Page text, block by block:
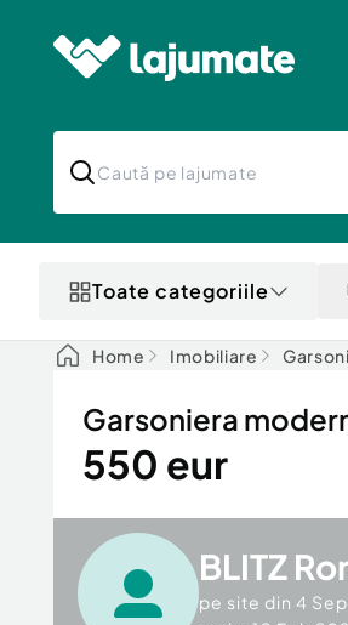
Toate categoriile
Home Imobiliare
Garsoniera
550 eur
BLITZ
pe site din 4 Sep